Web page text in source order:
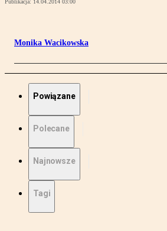
Publikacja: 14.04.2014 03:00
Monika Wacikowska
Powiązane
Polecane
Najnowsze
Tagi